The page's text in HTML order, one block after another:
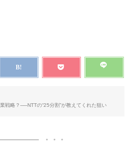
戦略？──NTTの“25分割”が教えてくれた狙い